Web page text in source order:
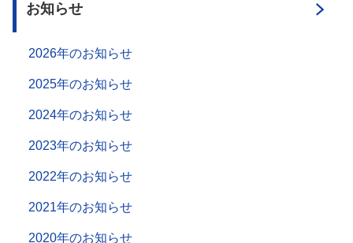
お知らせ
2026年のお知らせ
2025年のお知らせ
2024年のお知らせ
2023年のお知らせ
2022年のお知らせ
2021年のお知らせ
2020年のお知らせ